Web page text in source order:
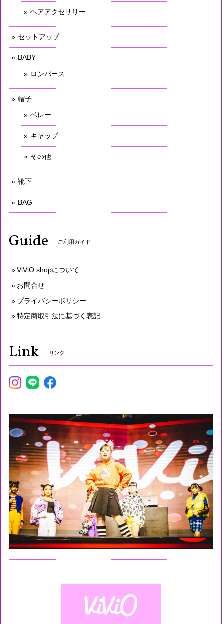
ヘアアクセサリー
セットアップ
BABY
ロンパース
帽子
ベレー
キャップ
その他
靴下
BAG
Guide ご利用ガイド
ViViO shopについて
お問合せ
プライバシーポリシー
特定商取引法に基づく表記
Link リンク